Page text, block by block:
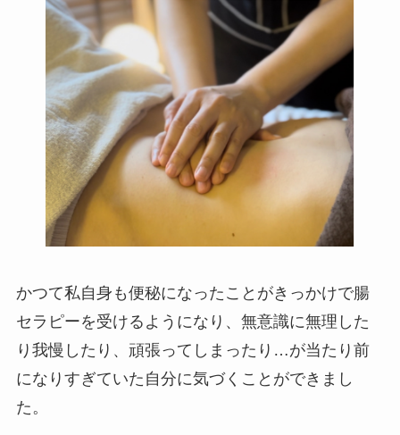
かつて私自身も便秘になったことがきっかけで腸
セラピーを受けるようになり、無意識に無理した
り我慢したり、頑張ってしまったり…が当たり前
になりすぎていた自分に気づくことができまし
た。